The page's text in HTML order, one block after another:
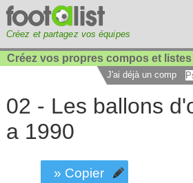
Créez et partagez vos équipes
Créez vos propres compos et listes
J'ai déjà un compte :
02 - Les ballons
a 1990
» Copier